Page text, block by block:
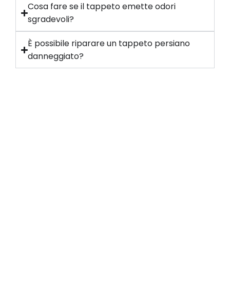
Cosa fare se il tappeto emette odori
sgradevoli?
È possibile riparare un tappeto persiano
danneggiato?